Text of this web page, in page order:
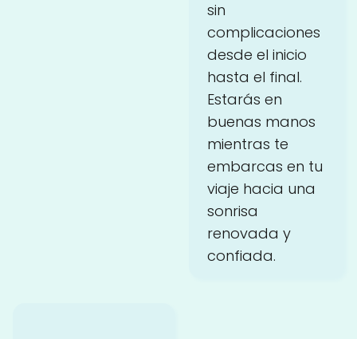
sin
complicaciones
desde el inicio
hasta el final.
Estarás en
buenas manos
mientras te
embarcas en tu
viaje hacia una
sonrisa
renovada y
confiada.